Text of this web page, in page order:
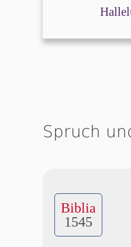
Spruch
Biblia
1545